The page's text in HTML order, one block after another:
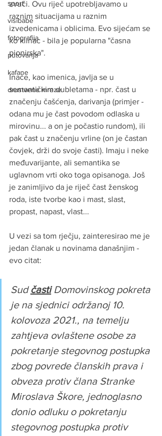
sport
visibabe
fotografija
putovanja
kafane
drustvene mreze
zvuči. Ovu riječ upotrebljavamo u
raznim situacijama u raznim
izvedenicama i oblicima. Evo sijećam se
ko klinac - bila je popularna "časna
pionirska".
Inače, kao imenica, javlja se u
semantičkim dubletama - npr. čast u
značenju čašćenja, darivanja (primjer -
odana mu je čast povodom odlaska u
mirovinu... a on je počastio rundom), ili
pak čast u značenju vrline (on je častan
čovjek, drži do svoje časti). Imaju i neke
međuvarijante, ali semantika se
uglavnom vrti oko toga opisanoga. Još
je zanimljivo da je riječ čast ženskog
roda, iste tvorbe kao i mast, slast,
propast, napast, vlast...
U vezi sa tom rječju, zainteresirao me je
jedan članak u novinama današnjim -
evo citat:
Sud časti Domovinskog pokreta
je na sjednici održanoj 10.
kolovoza 2021., na temelju
zahtjeva ovlaštene osobe za
pokretanje stegovnog postupka
zbog povrede članskih prava i
obveza protiv člana Stranke
Miroslava Škore, jednoglasno
donio odluku o pokretanju
stegovnog postupka protiv